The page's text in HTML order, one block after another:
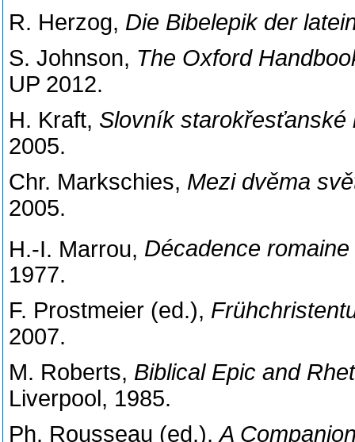
R. Herzog, Die Bibelepik der
S. Johnson, The Oxford
UP 2012.
H. Kraft, Slovník starokřesťanské
2005.
Chr. Markschies, Mezi dvěma
2005.
H.-I. Marrou, Décadence
1977.
F. Prostmeier (ed.),
2007.
M. Roberts, Biblical Epic and
Liverpool, 1985.
Ph. Rousseau (ed.),A